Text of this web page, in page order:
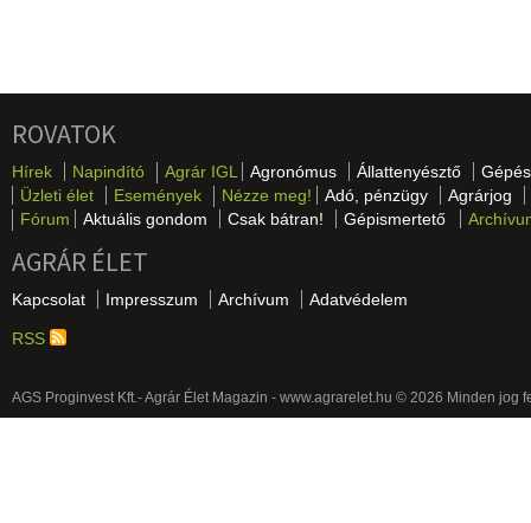
ROVATOK
Hírek Napindító Agrár IGL Agronómus Állattenyésztő
Üzleti élet
Események Nézze meg! Adó, pénzügy
Agrárjog
Fórum
Aktuális gondom Csak bátran! Gépismertető
AGRÁR ÉLET
Kapcsolat Impresszum Archívum Adatvédelem
RSS
AGS Proginvest Kft.- Agrár Élet Magazin - www.agrarelet.hu © 2026 Minden jog